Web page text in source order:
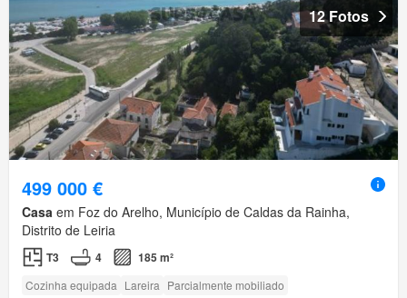
12 Fotos
499 000 €
Casa em Foz do Arelho, Município de Caldas da Rainha,
Distrito de Leiria
T3 4 185 m²
Cozinha equipada Lareira Parcialmente mobiliado